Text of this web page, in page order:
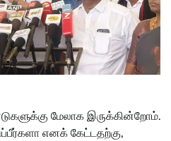
மேலாக இருக்கின்றோம்.
எனக் கேட்டதற்கு,